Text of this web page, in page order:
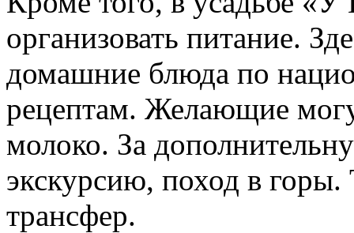
организовать питание.
домашние блюда по
рецептам. Желающие
молоко. За
экскурсию, поход в горы.
трансфер.